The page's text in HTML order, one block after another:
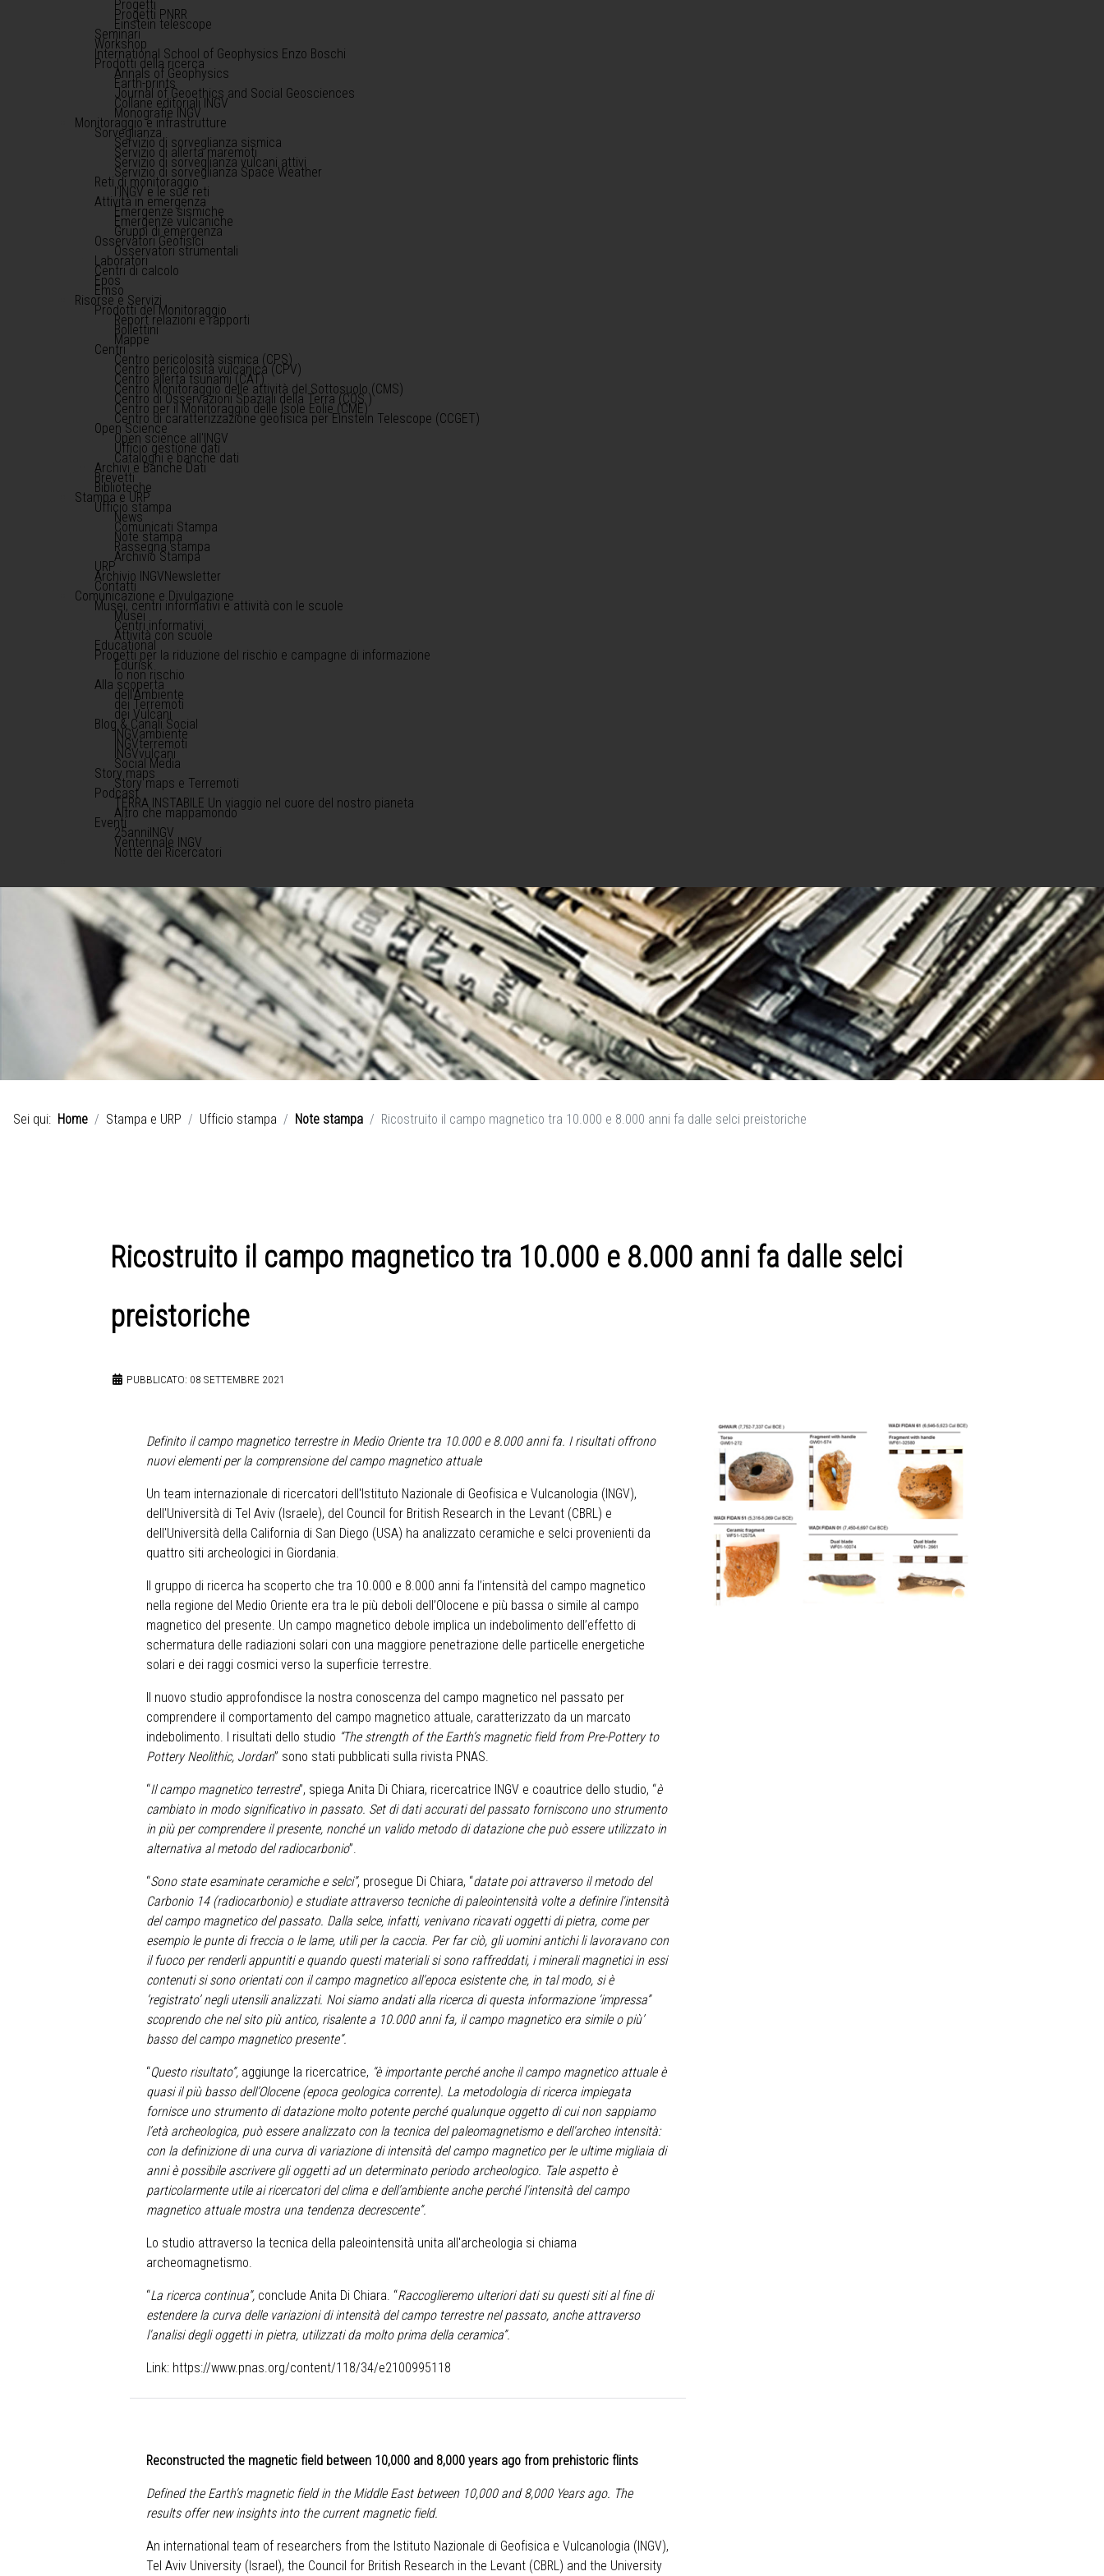
Progetti
Progetti PNRR
Einstein telescope
Seminari
Workshop
International School of Geophysics Enzo Boschi
Prodotti della ricerca
Annals of Geophysics
Earth-prints
Journal of Geoethics and Social Geosciences
Collane editoriali INGV
Monografie INGV
Monitoraggio e infrastrutture
Sorveglianza
Servizio di sorveglianza sismica
Servizio di allerta maremoti
Servizio di sorveglianza vulcani attivi
Servizio di sorveglianza Space Weather
Reti di monitoraggio
l'INGV e le sue reti
Attività in emergenza
Emergenze sismiche
Emergenze vulcaniche
Gruppi di emergenza
Osservatori Geofisici
Osservatori strumentali
Laboratori
Centri di calcolo
Epos
Emso
Risorse e Servizi
Prodotti del Monitoraggio
Report relazioni e rapporti
Bollettini
Mappe
Centri
Centro pericolosità sismica (CPS)
Centro pericolosità vulcanica (CPV)
Centro allerta tsunami (CAT)
Centro Monitoraggio delle attività del Sottosuolo (CMS)
Centro di Osservazioni Spaziali della Terra (COS )
Centro per il Monitoraggio delle Isole Eolie (CME)
Centro di caratterizzazione geofisica per Einstein Telescope (CCGET)
Open Science
Open science all'INGV
Ufficio gestione dati
Cataloghi e banche dati
Archivi e Banche Dati
Brevetti
Biblioteche
Stampa e URP
Ufficio stampa
News
Comunicati Stampa
Note stampa
Rassegna stampa
Archivio Stampa
URP
Archivio INGVNewsletter
Contatti
Comunicazione e Divulgazione
Musei, centri informativi e attività con le scuole
Musei
Centri informativi
Attività con scuole
Educational
Progetti per la riduzione del rischio e campagne di informazione
Edurisk
Io non rischio
Alla scoperta
dell'Ambiente
dei Terremoti
dei Vulcani
Blog & Canali Social
INGVambiente
INGVterremoti
INGVvulcani
Social Media
Story maps
Story maps e Terremoti
Podcast
TERRA INSTABILE Un viaggio nel cuore del nostro pianeta
Altro che mappamondo
Eventi
25anniINGV
Ventennale INGV
Notte dei Ricercatori
Sei qui: Home Stampa e URP Ufficio stampa Note stampa Ricostruito il campo magnetico tra 10.000 e 8.000 anni fa dalle selci preistoriche
Ricostruito il campo magnetico tra 10.000 e 8.000 anni fa dalle selci
preistoriche
PUBBLICATO: 08 SETTEMBRE 2021
Definito il campo magnetico terrestre in Medio Oriente tra 10.000 e 8.000 anni fa. I risultati offrono
nuovi elementi per la comprensione del campo magnetico attuale
Un team internazionale di ricercatori dell'Istituto Nazionale di Geofisica e Vulcanologia (INGV),
dell'Università di Tel Aviv (Israele), del Council for British Research in the Levant (CBRL) e
dell'Università della California di San Diego (USA) ha analizzato ceramiche e selci provenienti da
quattro siti archeologici in Giordania.
Il gruppo di ricerca ha scoperto che tra 10.000 e 8.000 anni fa l’intensità del campo magnetico
nella regione del Medio Oriente era tra le più deboli dell’Olocene e più bassa o simile al campo
magnetico del presente. Un campo magnetico debole implica un indebolimento dell’effetto di
schermatura delle radiazioni solari con una maggiore penetrazione delle particelle energetiche
solari e dei raggi cosmici verso la superficie terrestre.
Il nuovo studio approfondisce la nostra conoscenza del campo magnetico nel passato per
comprendere il comportamento del campo magnetico attuale, caratterizzato da un marcato
indebolimento. I risultati dello studio “The strength of the Earth’s magnetic field from Pre-Pottery to
Pottery Neolithic, Jordan” sono stati pubblicati sulla rivista PNAS.
“Il campo magnetico terrestre”, spiega Anita Di Chiara, ricercatrice INGV e coautrice dello studio, “è
cambiato in modo significativo in passato. Set di dati accurati del passato forniscono uno strumento
in più per comprendere il presente, nonché un valido metodo di datazione che può essere utilizzato in
alternativa al metodo del radiocarbonio”.
“Sono state esaminate ceramiche e selci”, prosegue Di Chiara, “datate poi attraverso il metodo del
Carbonio 14 (radiocarbonio) e studiate attraverso tecniche di paleointensità volte a definire l'intensità
del campo magnetico del passato. Dalla selce, infatti, venivano ricavati oggetti di pietra, come per
esempio le punte di freccia o le lame, utili per la caccia. Per far ciò, gli uomini antichi li lavoravano con
il fuoco per renderli appuntiti e quando questi materiali si sono raffreddati, i minerali magnetici in essi
contenuti si sono orientati con il campo magnetico all'epoca esistente che, in tal modo, si è
‘registrato’ negli utensili analizzati. Noi siamo andati alla ricerca di questa informazione ‘impressa”
scoprendo che nel sito più antico, risalente a 10.000 anni fa, il campo magnetico era simile o più’
basso del campo magnetico presente”.
“Questo risultato”, aggiunge la ricercatrice, “è importante perché anche il campo magnetico attuale è
quasi il più basso dell’Olocene (epoca geologica corrente). La metodologia di ricerca impiegata
fornisce uno strumento di datazione molto potente perché qualunque oggetto di cui non sappiamo
l’età archeologica, può essere analizzato con la tecnica del paleomagnetismo e dell'archeo intensità:
con la definizione di una curva di variazione di intensità del campo magnetico per le ultime migliaia di
anni è possibile ascrivere gli oggetti ad un determinato periodo archeologico. Tale aspetto è
particolarmente utile ai ricercatori del clima e dell’ambiente anche perché l'intensità del campo
magnetico attuale mostra una tendenza decrescente”.
Lo studio attraverso la tecnica della paleointensità unita all'archeologia si chiama
archeomagnetismo.
“La ricerca continua”, conclude Anita Di Chiara. “Raccoglieremo ulteriori dati su questi siti al fine di
estendere la curva delle variazioni di intensità del campo terrestre nel passato, anche attraverso
l'analisi degli oggetti in pietra, utilizzati da molto prima della ceramica”.
Link: https://www.pnas.org/content/118/34/e2100995118
Reconstructed the magnetic field between 10,000 and 8,000 years ago from prehistoric flints
Defined the Earth's magnetic field in the Middle East between 10,000 and 8,000 Years ago. The
results offer new insights into the current magnetic field.
An international team of researchers from the Istituto Nazionale di Geofisica e Vulcanologia (INGV),
Tel Aviv University (Israel), the Council for British Research in the Levant (CBRL) and the University